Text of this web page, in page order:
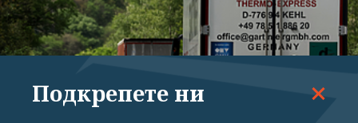
Подкрепете ни